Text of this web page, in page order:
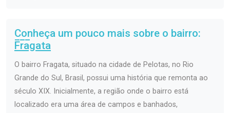
Conheça um pouco mais sobre o bairro:
Fragata
O bairro Fragata, situado na cidade de Pelotas, no Rio
Grande do Sul, Brasil, possui uma história que remonta ao
século XIX. Inicialmente, a região onde o bairro está
localizado era uma área de campos e banhados,